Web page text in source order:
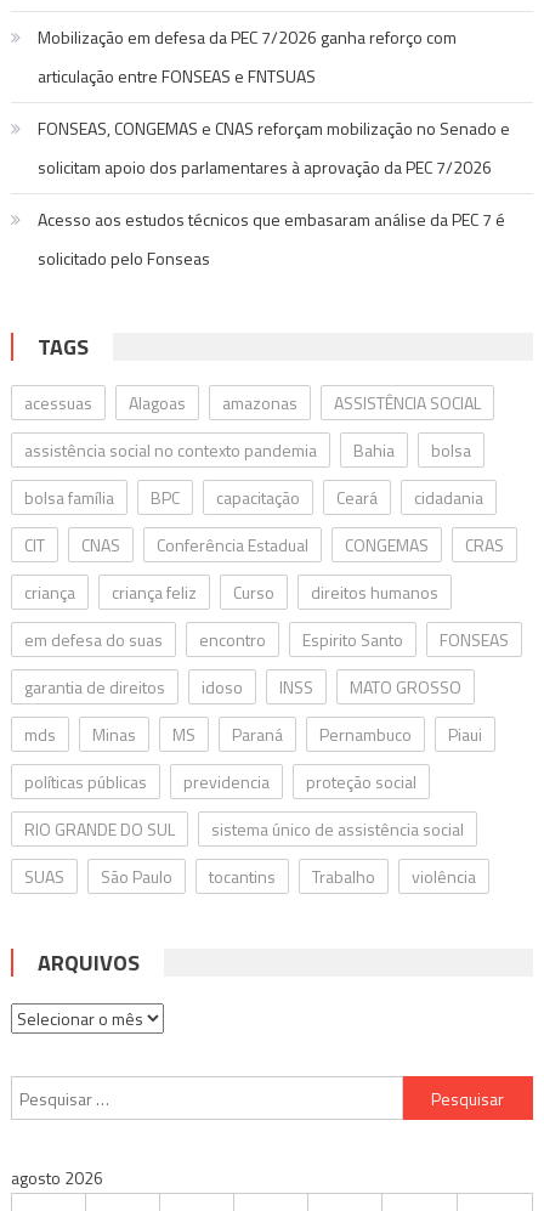
Mobilização em defesa da PEC 7/2026 ganha reforço com
articulação entre FONSEAS e FNTSUAS
FONSEAS, CONGEMAS e CNAS reforçam mobilização no Senado e
solicitam apoio dos parlamentares à aprovação da PEC 7/2026
Acesso aos estudos técnicos que embasaram análise da PEC 7 é
solicitado pelo Fonseas
TAGS
acessuas Alagoas amazonas
ASSISTÊNCIA SOCIAL
assistência social no contexto pandemia
Bahia
bolsa
bolsa família
BPC capacitação Ceará
cidadania
CIT
CNAS Conferência Estadual CONGEMAS
CRAS
criança
criança feliz Curso
direitos humanos
em defesa do suas
encontro Espirito Santo
FONSEAS
garantia de direitos
idoso INSS
MATO GROSSO
mds
Minas MS Paraná Pernambuco
Piaui
políticas públicas
previdencia
proteção social
RIO GRANDE DO SUL
sistema único de assistência social
SUAS
São Paulo tocantins Trabalho violência
ARQUIVOS
Arquivos
Pesquisar
por:
agosto 2026